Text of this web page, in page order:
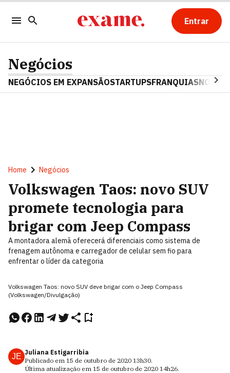
Entrar
Negócios
NEGÓCIOS EM EXPANSÃOSTARTUPSFRANQUIAS
Home Negócios
Volkswagen Taos: novo SUV
promete tecnologia para
brigar com Jeep Compass
A montadora alemã oferecerá diferenciais como sistema de
frenagem autônoma e carregador de celular sem fio para
enfrentar o líder da categoria
Volkswagen Taos: novo SUV deve brigar com o Jeep Compass
(Volkswagen/Divulgação)
JE Juliana Estigarribia
Publicado em 15 de outubro de 2020 13h30.
Última atualização em 15 de outubro de 2020 14h26.